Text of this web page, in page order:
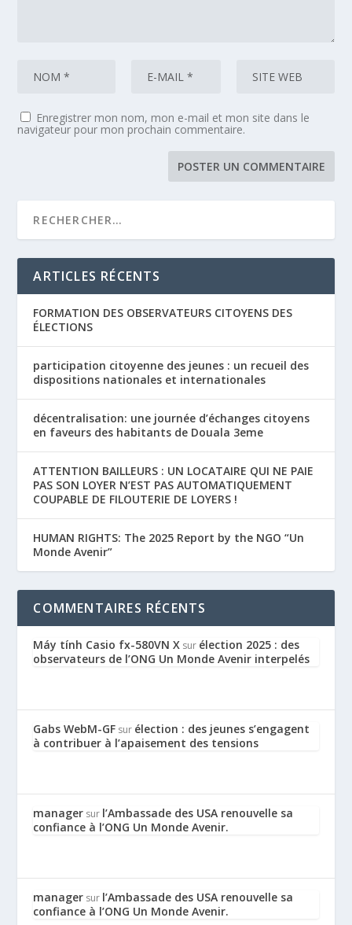
Enregistrer mon nom, mon e-mail et mon site dans le
navigateur pour mon prochain commentaire.
ARTICLES RÉCENTS
FORMATION DES OBSERVATEURS CITOYENS DES
ÉLECTIONS
participation citoyenne des jeunes : un recueil des
dispositions nationales et internationales
décentralisation: une journée d’échanges citoyens
en faveurs des habitants de Douala 3eme
ATTENTION BAILLEURS : UN LOCATAIRE QUI NE PAIE
PAS SON LOYER N’EST PAS AUTOMATIQUEMENT
COUPABLE DE FILOUTERIE DE LOYERS !
HUMAN RIGHTS: The 2025 Report by the NGO “Un
Monde Avenir”
COMMENTAIRES RÉCENTS
Máy tính Casio fx-580VN X sur élection 2025 : des
observateurs de l’ONG Un Monde Avenir interpelés
Gabs WebM-GF sur élection : des jeunes s’engagent
à contribuer à l’apaisement des tensions
manager sur l’Ambassade des USA renouvelle sa
confiance à l’ONG Un Monde Avenir.
manager sur l’Ambassade des USA renouvelle sa
confiance à l’ONG Un Monde Avenir.